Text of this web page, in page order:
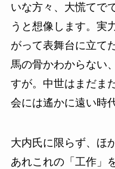
いな方々、大慌てで
うと想像します。実
がって表舞台に立て
馬の骨かわからない
すが。中世はまだま
会には遙かに遠い時
大内氏に限らず、ほ
あれこれの「工作」